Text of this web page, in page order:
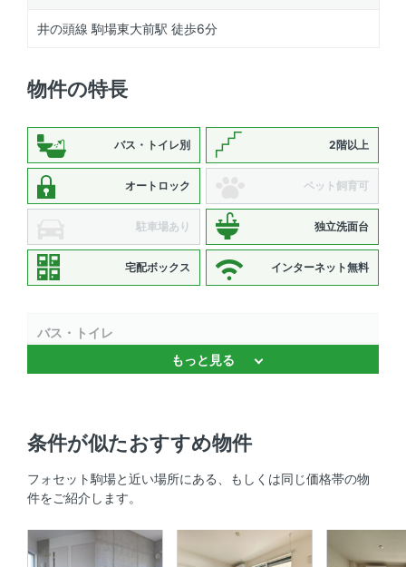
井の頭線 駒場東大前駅 徒歩6分
物件の特長
バス・トイレ別 2階以上
オートロック ペット飼育可
駐車場あり 独立洗面台
宅配ボックス インターネット無料
バス・トイレ
バストイレ別 、 温水洗浄便座 、 独立洗面台
システムキッチン 、 IHクッキングヒーター
セキュリティ
ラ
もっと見る
条件が似たおすすめ物件
フォセット駒場と近い場所にある、もしくは同じ価格帯の物
件をご紹介します。